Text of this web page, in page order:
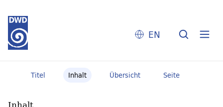
EN
Titel Inhalt Übersicht Seite